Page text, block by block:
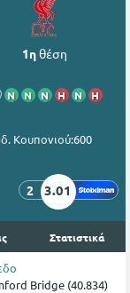
1ηθέση
Ν Ν Ν Η Ν Η
Κουπονιού:600
2 3.01
Στατιστικά
Bridge (40.834)